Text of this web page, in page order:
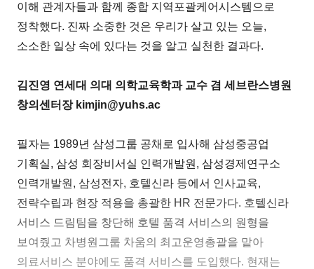
이해 관계자들과 함께 종합 지역포괄케어시스템으로
정착했다. 진짜 소중한 것은 우리가 살고 있는 오늘,
소소한 일상 속에 있다는 것을 알고 실천한 결과다.
김진영 연세대 의대 의학교육학과 교수 겸 세브란스병원
창의센터장 kimjin@yuhs.ac
필자는 1989년 삼성그룹 공채로 입사해 삼성중공업
기획실, 삼성 회장비서실 인력개발원, 삼성경제연구소
인력개발원, 삼성전자, 호텔신라 등에서 인사교육,
전략수립과 현장 적용을 총괄한 HR 전문가다. 호텔신라
서비스 드림팀을 창단해 호텔 품격 서비스의 원형을
보여줬고 차병원그룹 차움의 최고운영총괄을 맡아
의료서비스 분야에도 품격 서비스를 도입했다. 현재는